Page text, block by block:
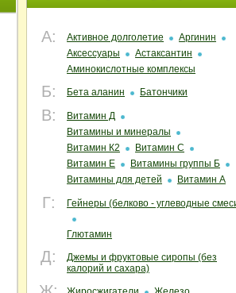
А: Активное долголетие
Аргинин
Аксессуары
Астаксантин
Аминокислотные комплексы
Б: Бета аланин Батончики
В:
Витамин Д
Витамины и минералы
Витамин К2
Витамин С
Витамин Е
Витамины группы Б
Витамины для детей
Витамин А
Г: Гейнеры (белково - углеводные
Глютамин
Д:
Джемы и фруктовые сиропы (без
калорий и сахара)